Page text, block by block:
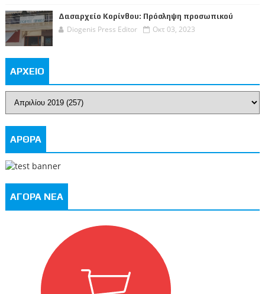
Δασαρχείο Κορίνθου: Πρόσληψη προσωπικού
Diogenis Press Editor Οκτ 03, 2023
ΑΡΧΕΙΟ
ΑΡΘΡΑ
ΑΓΟΡΑ ΝΕΑ